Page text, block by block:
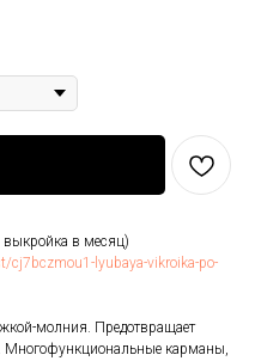
выкройка в месяц)
lyubaya-vikroika-po-
молния. Предотвращает
Многофункциональные карманы,